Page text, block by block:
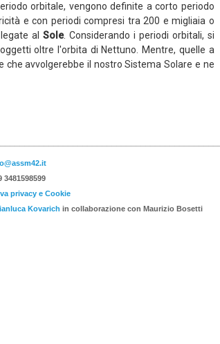
orbitale, vengono definite a corto periodo
e con periodi compresi tra 200 e migliaia o
al Sole. Considerando i periodi orbitali, si
oltre l'orbita di Nettuno. Mentre, quelle a
che avvolgerebbe il nostro Sistema Solare e ne
3481598599
privacy e Cookie
Kovarich in collaborazione con Maurizio Bosetti